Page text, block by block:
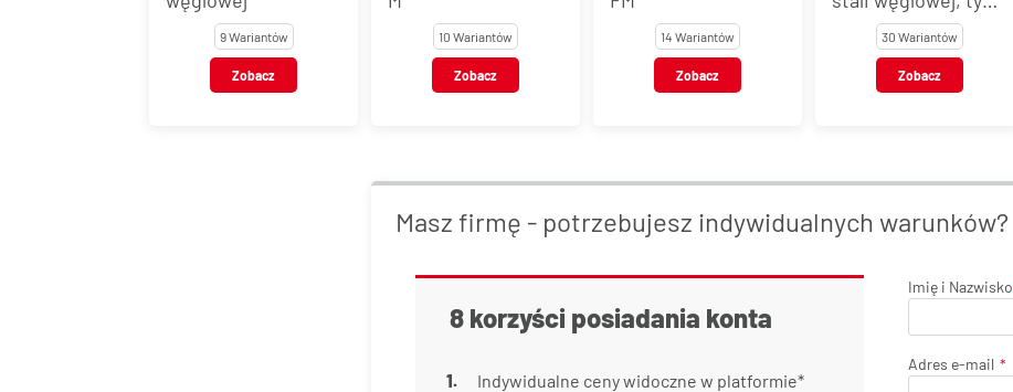
10 Wariantów
Zobacz
14 Wariantów
Zobacz
GE-BE30 Wariantów
Zobacz
EVGE-BE25 Wariantów
Zobacz
Masz firmę - potrzebujesz indywidualnych warunków?
8 korzyści posiadania konta
Indywidualne ceny widoczne w platformie*
Imię i Nazwisko
Adres e-mail